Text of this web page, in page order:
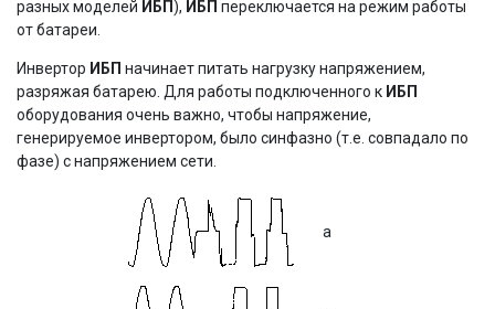
разных моделей ИБП), ИБП переключается на режим работы
от батареи.
Инвертор ИБП начинает питать нагрузку напряжением,
разряжая батарею. Для работы подключенного к ИБП
оборудования очень важно, чтобы напряжение,
генерируемое инвертором, было синфазно (т.е. совпадало по
фазе) с напряжением сети.
а